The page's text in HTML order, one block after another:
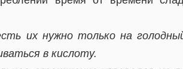
их нужно только на
в кислоту.